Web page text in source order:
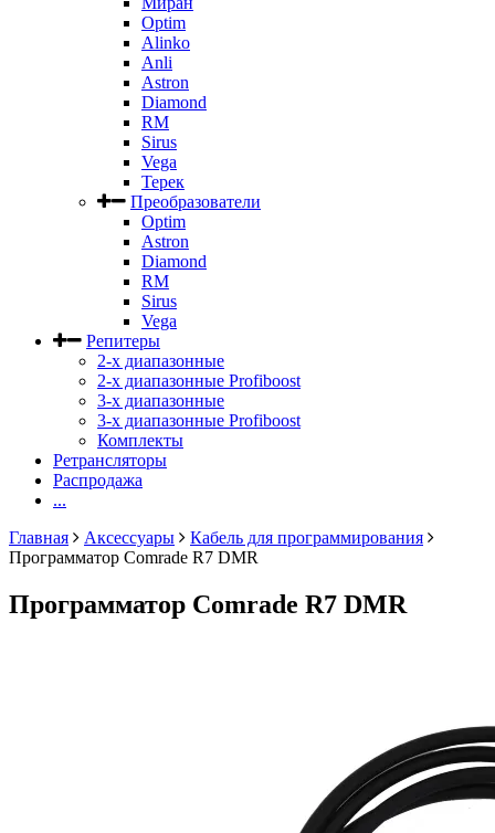
Optim
Alinko
Anli
Astron
Diamond
RM
Sirus
Vega
Терек
Преобразователи
Optim
Astron
Diamond
RM
Sirus
Vega
Репитеры
2-х диапазонные
2-х диапазонные Profiboost
3-х диапазонные
3-х диапазонные Profiboost
Комплекты
Ретрансляторы
Распродажа
...
Главная
Аксессуары
Кабель для программирования
Программатор Comrade R7 DMR
Программатор Comrade R7 DMR